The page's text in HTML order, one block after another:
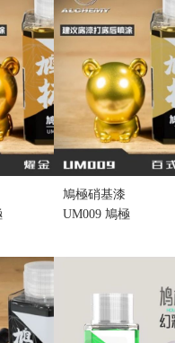
鳩極硝基漆
UM009 鳩極
100ML (不挑
售價:175